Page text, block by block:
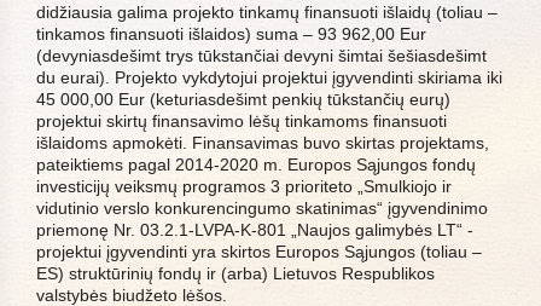
didžiausia galima projekto tinkamų finansuoti išlaidų (toliau –
tinkamos finansuoti išlaidos) suma – 93 962,00 Eur
(devyniasdešimt trys tūkstančiai devyni šimtai šešiasdešimt
du eurai). Projekto vykdytojui projektui įgyvendinti skiriama iki
45 000,00 Eur (keturiasdešimt penkių tūkstančių eurų)
projektui skirtų finansavimo lėšų tinkamoms finansuoti
išlaidoms apmokėti. Finansavimas buvo skirtas projektams,
pateiktiems pagal 2014-2020 m. Europos Sąjungos fondų
investicijų veiksmų programos 3 prioriteto „Smulkiojo ir
vidutinio verslo konkurencingumo skatinimas“ įgyvendinimo
priemonę Nr. 03.2.1-LVPA-K-801 „Naujos galimybės LT“ -
projektui įgyvendinti yra skirtos Europos Sąjungos (toliau –
ES) struktūrinių fondų ir (arba) Lietuvos Respublikos
valstybės biudžeto lėšos.